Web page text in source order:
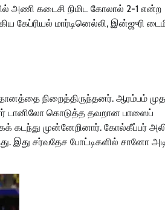
அணி கடைசி நிமிட கோலால் 2-1 என்ற
கேப்ரியல் மார்டினெல்லி, இன்ஜுரி
நிறைத்திருந்தனர். ஆரம்பம்
டானிலோ கொடுத்த தவறான பாஸைப்
கடந்து முன்னேறினார். கோல்கீப்பர்
இது சர்வதேச போட்டிகளில் சானோ